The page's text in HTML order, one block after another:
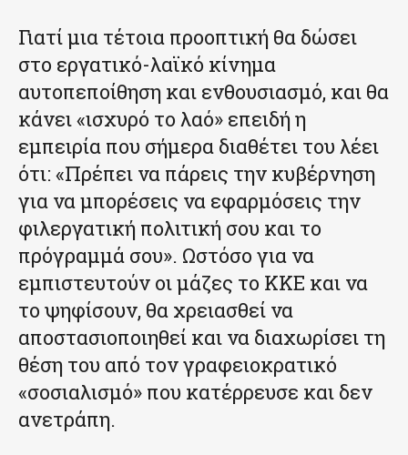
Γιατί μια τέτοια προοπτική θα δώσει
στο εργατικό-λαϊκό κίνημα
αυτοπεποίθηση και ενθουσιασμό, και θα
κάνει «ισχυρό το λαό» επειδή η
εμπειρία που σήμερα διαθέτει του λέει
ότι: «Πρέπει να πάρεις την κυβέρνηση
για να μπορέσεις να εφαρμόσεις την
φιλεργατική πολιτική σου και το
πρόγραμμά σου». Ωστόσο για να
εμπιστευτούν οι μάζες το ΚΚΕ και να
το ψηφίσουν, θα χρειασθεί να
αποστασιοποιηθεί και να διαχωρίσει τη
θέση του από τον γραφειοκρατικό
«σοσιαλισμό» που κατέρρευσε και δεν
ανετράπη.